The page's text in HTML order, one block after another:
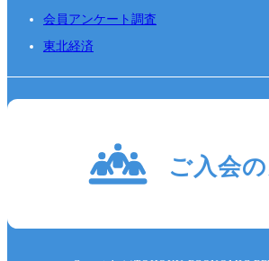
会員アンケート調査
東北経済